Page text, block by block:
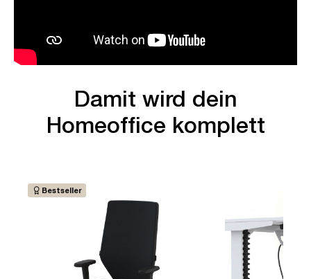
Damit wird dein
Homeoffice komplett
Bestseller